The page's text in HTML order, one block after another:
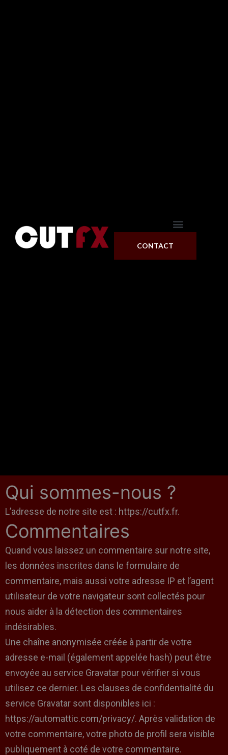
CONTACT
Qui sommes-nous ?
L’adresse de notre site est : https://cutfx.fr.
Commentaires
Quand vous laissez un commentaire sur notre site,
les données inscrites dans le formulaire de
commentaire, mais aussi votre adresse IP et l’agent
utilisateur de votre navigateur sont collectés pour
nous aider à la détection des commentaires
indésirables.
Une chaîne anonymisée créée à partir de votre
adresse e-mail (également appelée hash) peut être
envoyée au service Gravatar pour vérifier si vous
utilisez ce dernier. Les clauses de confidentialité du
service Gravatar sont disponibles ici :
https://automattic.com/privacy/. Après validation de
votre commentaire, votre photo de profil sera visible
publiquement à coté de votre commentaire.